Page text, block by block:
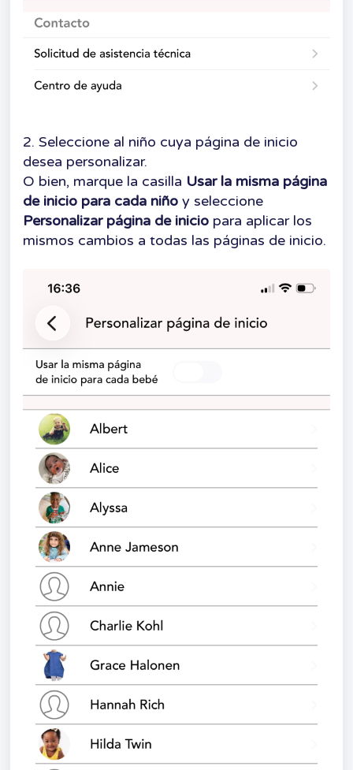
2. Seleccione al niño cuya página de inicio
desea personalizar.
O bien, marque la casilla Usar la misma página
de inicio para cada niño y seleccione
Personalizar página de inicio para aplicar los
mismos cambios a todas las páginas de inicio.